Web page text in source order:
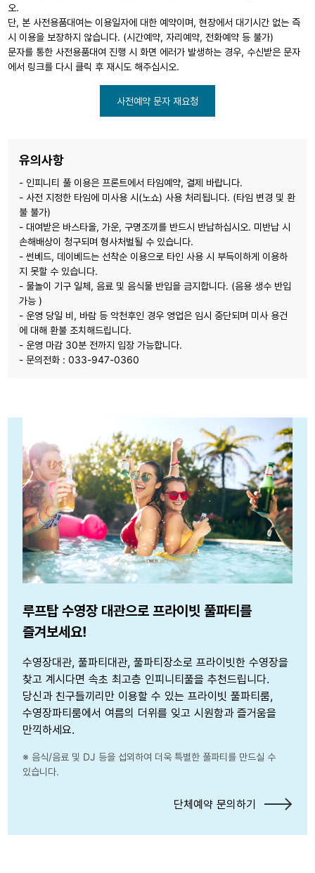
오.
단, 본 사전용품대여는 이용일자에 대한 예약이며, 현장에서 대기시간 없는 즉
시 이용을 보장하지 않습니다. (시간예약, 자리예약, 전화예약 등 불가)
문자를 통한 사전용품대여 진행 시 화면 에러가 발생하는 경우, 수신받은 문자
에서 링크를 다시 클릭 후 재시도 해주십시오.
사전예약 문자 재요청
유의사항
- 인피니티 풀 이용은 프론트에서 타임예약, 결제 바랍니다.
- 사전 지정한 타임에 미사용 시(노쇼) 사용 처리됩니다. (타임 변경 및 환
불 불가)
- 대여받은 바스타올, 가운, 구명조끼를 반드시 반납하십시오. 미반납 시
손해배상이 청구되며 형사처벌될 수 있습니다.
- 썬베드, 데이베드는 선착순 이용으로 타인 사용 시 부득이하게 이용하
지 못할 수 있습니다.
- 물놀이 기구 일체, 음료 및 음식물 반입을 금지합니다. (음용 생수 반입
가능 )
- 운영 당일 비, 바람 등 악천후인 경우 영업은 임시 중단되며 미사 용건
에 대해 환불 조치해드립니다.
- 운영 마감 30분 전까지 입장 가능합니다.
- 문의전화 : 033-947-0360
루프탑 수영장 대관으로 프라이빗 풀파티를
즐겨보세요!
수영장대관, 풀파티대관, 풀파티장소로 프라이빗한 수영장을
찾고 계시다면 속초 최고층 인피니티풀을 추천드립니다.
당신과 친구들끼리만 이용할 수 있는 프라이빗 풀파티룸,
수영장파티룸에서 여름의 더위를 잊고 시원함과 즐거움을
만끽하세요.
※ 음식/음료 및 DJ 등을 섭외하여 더욱 특별한 풀파티를 만드실 수
있습니다.
단체예약 문의하기